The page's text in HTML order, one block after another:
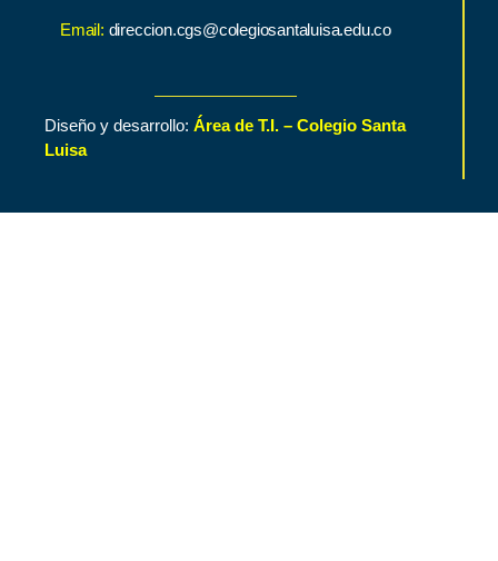
Email: direccion.cgs@colegiosantaluisa.edu.co
Diseño y desarrollo: Área de T.I. – Colegio Santa
Luisa